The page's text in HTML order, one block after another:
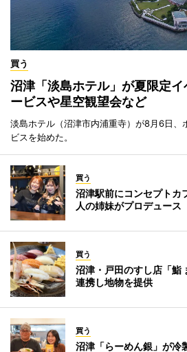
買う
沼津「淡島ホテル」が夏限定
ービスや星空観望会など
淡島ホテル（沼津市内浦重寺）が8月6日、
ビスを始めた。
買う
沼津駅前にコンセプト
人の姉妹がプロデュース
買う
沼津・戸田のすし店「
連携し地物を提供
買う
沼津「らーめん銀」が